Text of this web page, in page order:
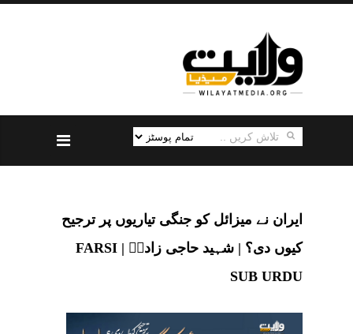
ایران نے میزائل کو جنگی تیاریوں پر ترجیح
کیوں دی؟ | شہید حاجی زادہؒ | FARSI
SUB URDU